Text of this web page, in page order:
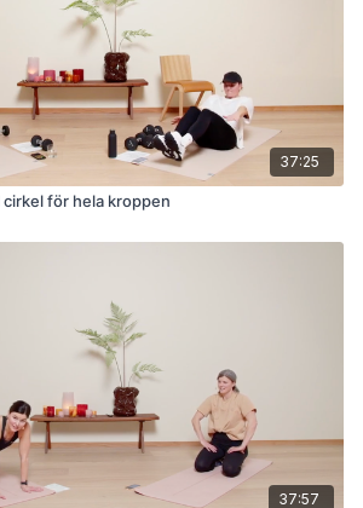
37:25
cirkel för hela kroppen
37:57